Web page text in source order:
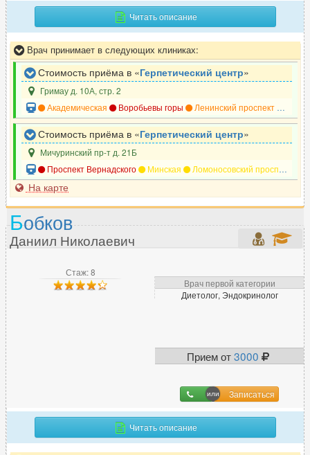
Читать описание
Врач принимает в следующих клиниках:
Стоимость приёма в «Герпетический центр»
Гримау д. 10А, стр. 2
Академическая
Воробьевы горы Ленинский проспект
Стоимость приёма в «Герпетический центр»
Мичуринский пр-т д. 21Б
Проспект Вернадского
Минская Ломоносовский проспект
На карте
Стаж: 8
Врач первой категории
Диетолог, Эндокринолог
Прием от3000
Записаться
Бобков
Даниил Николаевич
Читать описание